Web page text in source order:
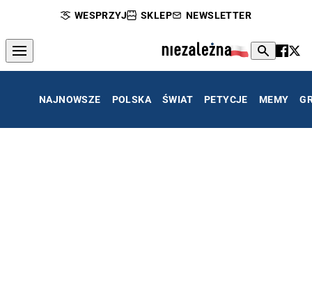
WESPRZYJ SKLEP NEWSLETTER
NAJNOWSZE POLSKA ŚWIAT PETYCJE MEMY